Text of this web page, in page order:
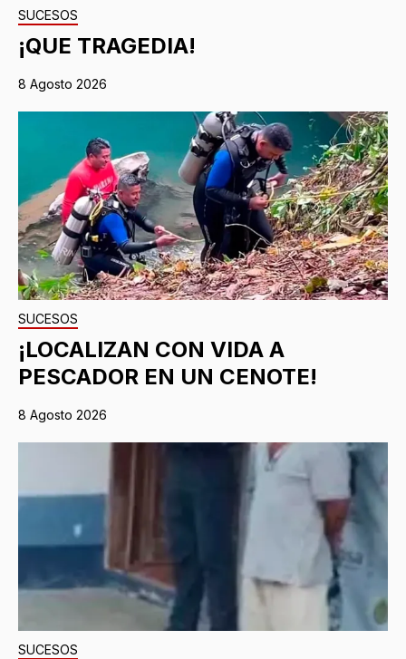
SUCESOS
¡QUE TRAGEDIA!
8 Agosto 2026
SUCESOS
¡LOCALIZAN CON VIDA A
PESCADOR EN UN CENOTE!
8 Agosto 2026
SUCESOS